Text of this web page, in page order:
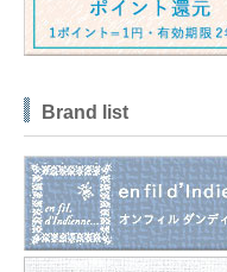
Brand list